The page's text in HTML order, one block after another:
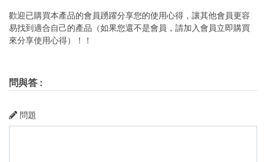
歡迎已購買本產品的會員踴躍分享您的使用心得，讓其他會員更容
易找到適合自己的產品（如果您還不是會員，請加入會員立即購買
來分享使用心得）！！
問與答 :
問題